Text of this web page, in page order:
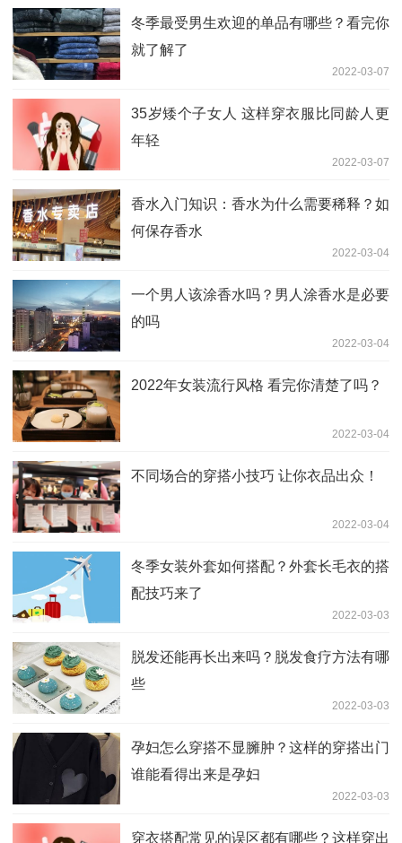
冬季最受男生欢迎的单品有哪些？看完你
就了解了
2022-03-07
35岁矮个子女人 这样穿衣服比同龄人更
年轻
2022-03-07
香水入门知识：香水为什么需要稀释？如
何保存香水
2022-03-04
一个男人该涂香水吗？男人涂香水是必要
的吗
2022-03-04
2022年女装流行风格 看完你清楚了吗？
2022-03-04
不同场合的穿搭小技巧 让你衣品出众！
2022-03-04
冬季女装外套如何搭配？外套长毛衣的搭
配技巧来了
2022-03-03
脱发还能再长出来吗？脱发食疗方法有哪
些
2022-03-03
孕妇怎么穿搭不显臃肿？这样的穿搭出门
谁能看得出来是孕妇
2022-03-03
穿衣搭配常见的误区都有哪些？这样穿出